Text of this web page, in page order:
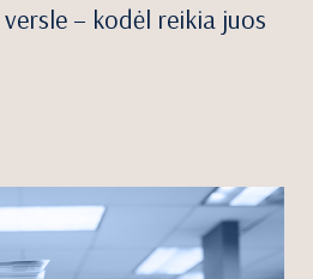
versle – kodėl reikia juos